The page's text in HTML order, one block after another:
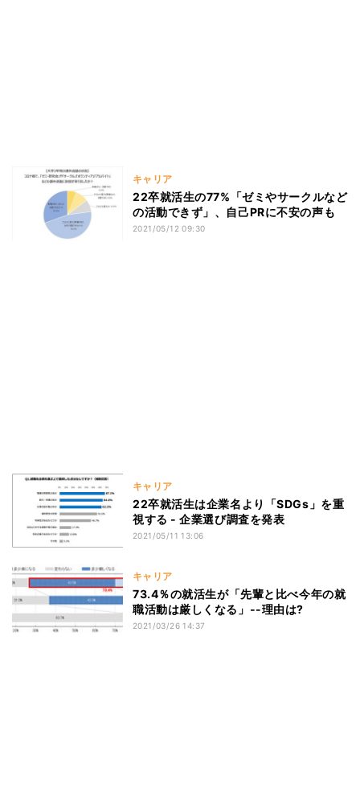
キャリア
22卒就活生の77%「ゼミやサークルなど
の活動できず」、自己PRに不安の声も
2021/05/12 09:30
キャリア
22卒就活生は企業名より「SDGs」を重
視する - 企業選び調査を発表
2021/05/11 13:06
キャリア
73.4％の就活生が「先輩と比べ今年の就
職活動は厳しくなる」--理由は?
2021/03/26 14:37